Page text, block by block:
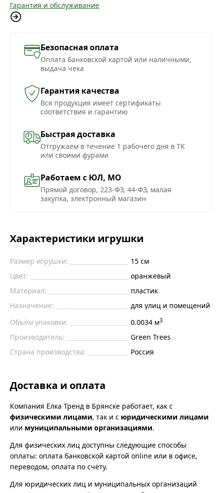
Гарантия и обслуживание
Безопасная оплата
Оплата банковской картой или наличными,
выдача чека
Гарантия качества
Вся продукция имеет сертификаты
соответствия и гарантию
Быстрая доставка
Отгружаем в течение 1 рабочего дня в ТК
или своими фурами
Работаем с ЮЛ, МО
Прямой договор, 223-ФЗ, 44-ФЗ, малая
закупка, электронный магазин
Характеристики игрушки
Размер игрушки:
15 см
Цвет:
оранжевый
Материал:
пластик
Назначение:
для улиц и помещений
Объём упаковки:
0.0034 м3
Производитель:
Green Trees
Страна производства:
Россия
Доставка и оплата
Компания Ёлка Тренд в Брянске работает, как с
физическими лицами, так и с юридическими лицами
или муниципальными организациями.
Для физических лиц доступны следующие способы
оплаты: оплата банковской картой online или в офисе,
переводом, оплата по счёту.
Для юридических лиц и муниципальных организаций